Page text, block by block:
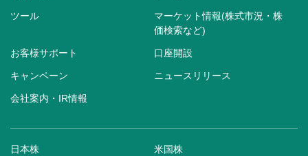
ツール
マーケット情報(株式市況・株
価検索など)
お客様サポート 口座開設
キャンペーン ニュースリリース
会社案内・IR情報
日本株 米国株